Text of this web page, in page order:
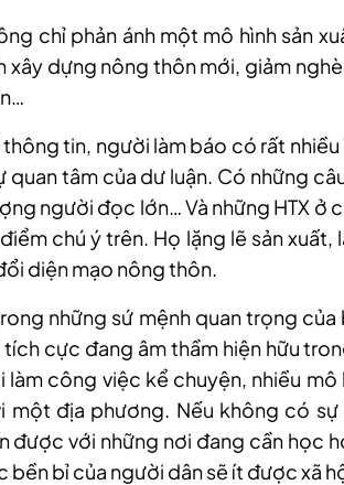
chỉ phản ánh một mô hình sản
xây dựng nông thôn mới, giảm
tin, người làm báo có rất
quan tâm của dư luận. Có những
người đọc lớn… Và những HTX ở
chú ý trên. Họ lặng lẽ sản xuất,
diện mạo nông thôn.
những sứ mệnh quan trọng
cực đang âm thầm hiện hữu
công việc kể chuyện, nhiều mô
một địa phương. Nếu không có sự
được với những nơi đang cần học
bền bỉ của người dân sẽ ít được xã